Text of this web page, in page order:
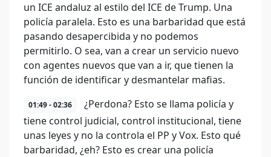
un ICE andaluz al estilo del ICE de Trump. Una
policía paralela. Esto es una barbaridad que está
pasando desapercibida y no podemos
permitirlo. O sea, van a crear un servicio nuevo
con agentes nuevos que van a ir, que tienen la
función de identificar y desmantelar mafias.
01:49 - 02:36
¿Perdona? Esto se llama policía y
tiene control judicial, control institucional, tiene
unas leyes y no la controla el PP y Vox. Esto qué
barbaridad, ¿eh? Esto es crear una policía